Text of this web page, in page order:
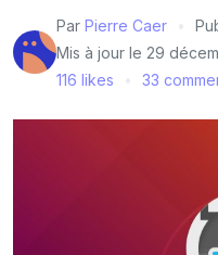
Par Pierre Caer
Mis à jour le 29
116 likes
33